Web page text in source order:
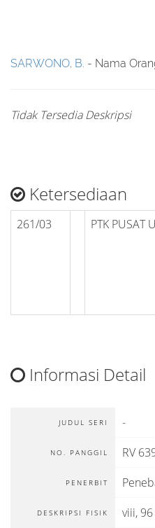
SARWONO, B. - Nama
Tidak Tersedia Deskripsi
Ketersediaan
261/03 PTK PUSAT
Informasi Detail
JUDUL SERI -
NO. PANGGIL RV
PENERBIT
DESKRIPSI FISIK viii,